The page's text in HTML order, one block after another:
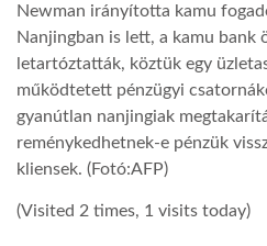
DOBRAVERO.HU
LATIMO.HU
Newman irányította kamu
Nanjingban is lett, a kamu
letartóztatták, köztük egy
működtetett pénzügyi
gyanútlan nanjingiak
reménykedhetnek-e pénzük
kliensek. (Fotó:AFP)
(Visited 2 times, 1 visits today)